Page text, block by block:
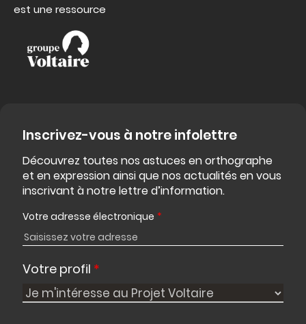
est une ressource
Inscrivez-vous à notre infolettre
Découvrez toutes nos astuces en orthographe
et en expression ainsi que nos actualités en vous
inscrivant à notre lettre d’information.
Votre adresse électronique *
Votre profil *